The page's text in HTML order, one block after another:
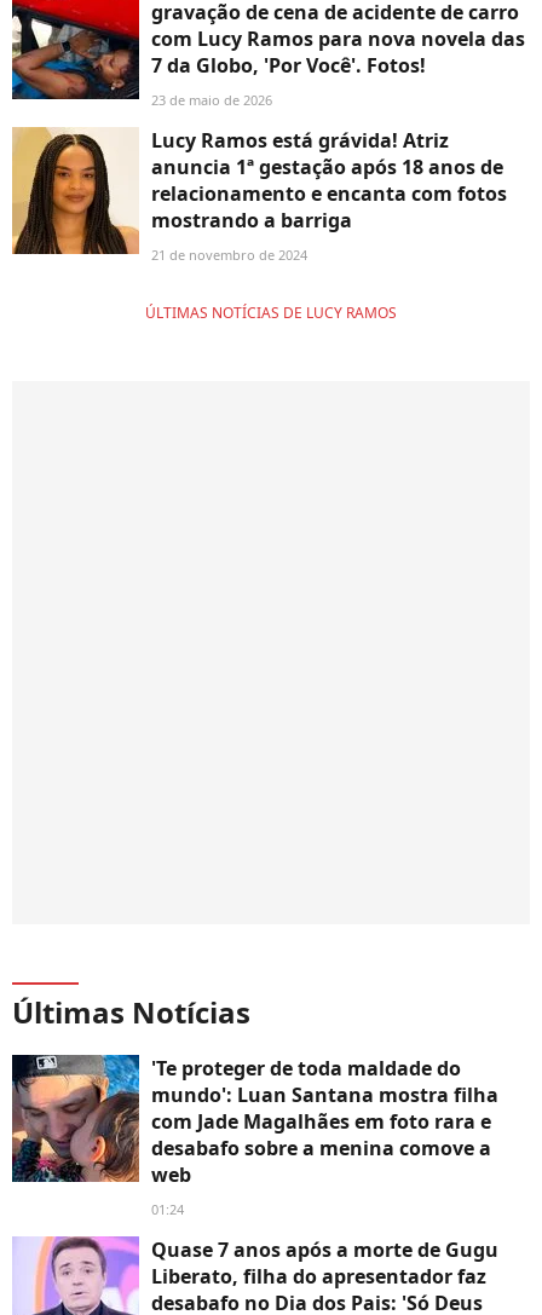
gravação de cena de acidente de carro
com Lucy Ramos para nova novela das
7 da Globo, 'Por Você'. Fotos!
23 de maio de 2026
Lucy Ramos está grávida! Atriz
anuncia 1ª gestação após 18 anos de
relacionamento e encanta com fotos
mostrando a barriga
21 de novembro de 2024
ÚLTIMAS NOTÍCIAS DE LUCY RAMOS
Últimas Notícias
'Te proteger de toda maldade do
mundo': Luan Santana mostra filha
com Jade Magalhães em foto rara e
desabafo sobre a menina comove a
web
01:24
Quase 7 anos após a morte de Gugu
Liberato, filha do apresentador faz
desabafo no Dia dos Pais: 'Só Deus